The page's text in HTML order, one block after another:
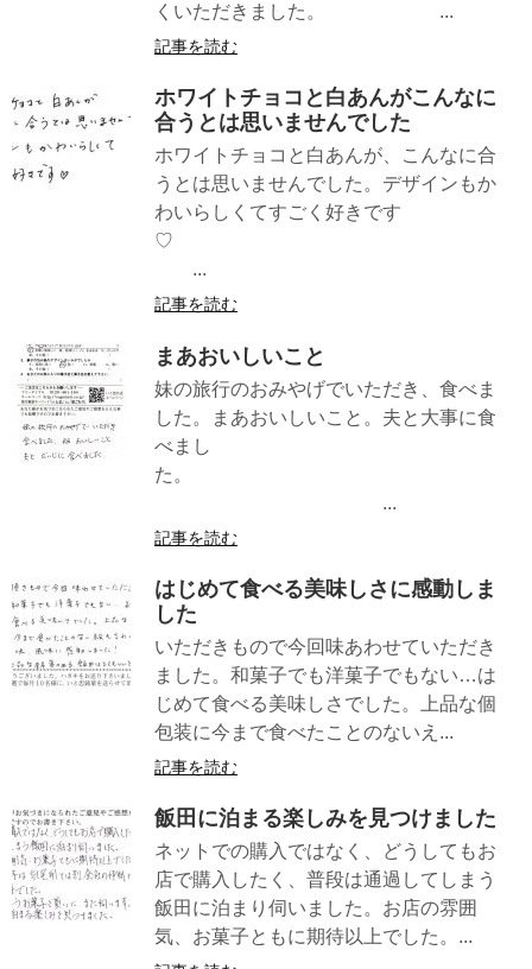
くいただきました。 ...
記事を読む
ホワイトチョコと白あんがこんなに
合うとは思いませんでした
ホワイトチョコと白あんが、こんなに合
うとは思いませんでした。デザインもか
わいらしくてすごく好きです
♡
...
記事を読む
まあおいしいこと
妹の旅行のおみやげでいただき、食べま
した。まあおいしいこと。夫と大事に食
べまし
た。
...
記事を読む
はじめて食べる美味しさに感動しま
した
いただきもので今回味あわせていただき
ました。和菓子でも洋菓子でもない…は
じめて食べる美味しさでした。上品な個
包装に今まで食べたことのないえ...
記事を読む
飯田に泊まる楽しみを見つけました
ネットでの購入ではなく、どうしてもお
店で購入したく、普段は通過してしまう
飯田に泊まり伺いました。お店の雰囲
気、お菓子ともに期待以上でした。...